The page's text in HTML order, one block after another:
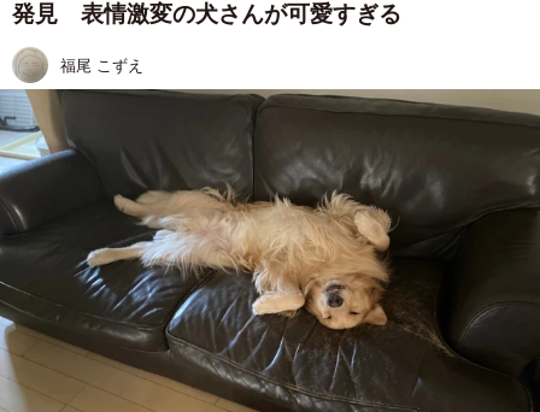
発見 表情激変の犬さんが可愛すぎる
福尾 こずえ